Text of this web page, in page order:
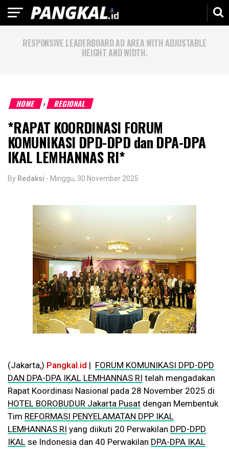
RESPONSIVE LEADERBOARD AD AREA WITH ADJUSTABLE
HEIGHT AND WIDTH.
HOME › REGIONAL
*RAPAT KOORDINASI FORUM
KOMUNIKASI DPD-DPD dan DPA-DPA
IKAL LEMHANNAS RI*
By Redaksi - Minggu, 30 November 2025
(Jakarta,) Pangkal.id | FORUM KOMUNIKASI DPD-DPD
DAN DPA-DPA IKAL LEMHANNAS RI telah mengadakan
Rapat Koordinasi Nasional pada 28 November 2025 di
HOTEL BOROBUDUR Jakarta Pusat dengan Membentuk
Tim REFORMASI PENYELAMATAN DPP IKAL
LEMHANNAS RI yang diikuti 20 Perwakilan DPD-DPD
IKAL se Indonesia dan 40 Perwakilan DPA-DPA IKAL